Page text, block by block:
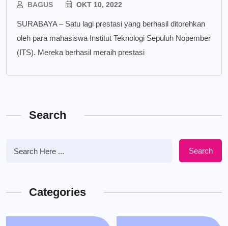
BAGUS OKT 10, 2022
SURABAYA – Satu lagi prestasi yang berhasil ditorehkan
oleh para mahasiswa Institut Teknologi Sepuluh Nopember
(ITS). Mereka berhasil meraih prestasi
Search
Search
Categories